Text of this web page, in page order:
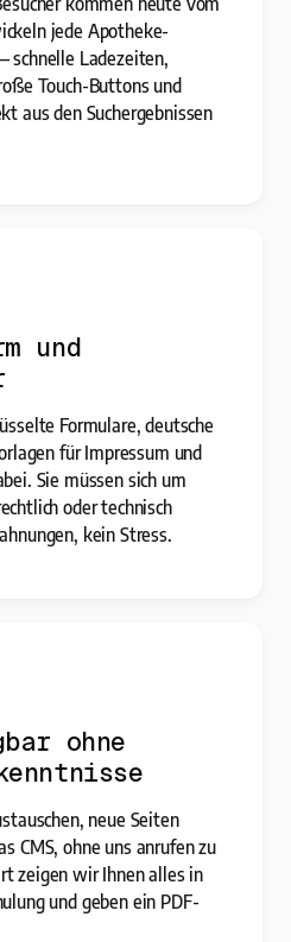
jede Apotheke-
Ladezeiten,
Touch-Buttons und
aus den Suchergebnissen
und
Formulare, deutsche
für Impressum und
Sie müssen sich um
oder technisch
kein Stress.
ohne
neue Seiten
CMS, ohne uns anrufen zu
zeigen wir Ihnen alles in
und geben ein PDF-